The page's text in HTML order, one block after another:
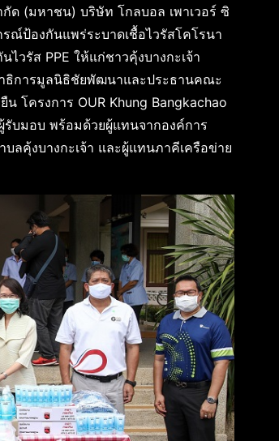
(มหาชน) บริษัท โกลบอล เพาเวอร์ ซิ
ป้องกันแพร่ระบาดเชื้อไวรัสโคโรนา
วรัส PPE ให้แก่ชาวคุ้งบางกะเจ้า
าธิการมูลนิธิชัยพัฒนาและประธานคณะ
โครงการ OUR Khung Bangkachao
บมอบ พร้อมด้วยผู้แทนจากองค์การ
ลคุ้งบางกะเจ้า และผู้แทนภาคีเครือข่าย